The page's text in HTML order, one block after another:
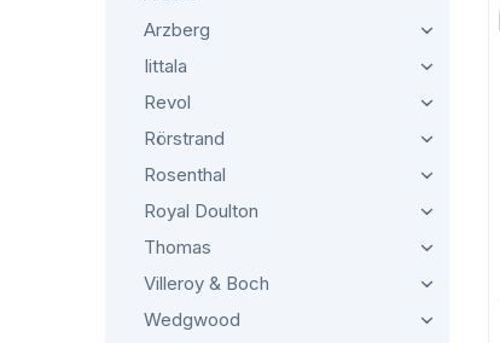
Arzberg
Iittala
Revol
Rörstrand
Rosenthal
Royal Doulton
Thomas
Villeroy & Boch
Wedgwood